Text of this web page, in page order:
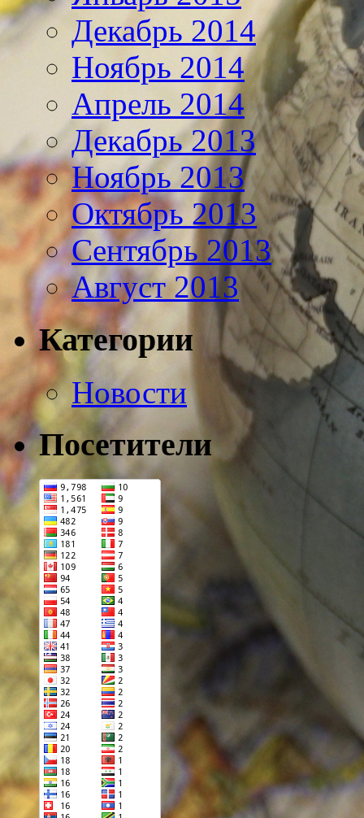
Декабрь 2014
Ноябрь 2014
Апрель 2014
Декабрь 2013
Ноябрь 2013
Октябрь 2013
Сентябрь 2013
Август 2013
Категории
Новости
Посетители